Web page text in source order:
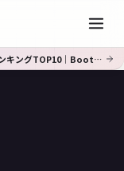
【2026年6月】VRChat人気「髪型」ランキングTOP10｜Booth傾向分析